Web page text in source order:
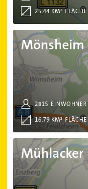
FLÄCHE
25.44 KM²
Mönsheim
EINWOHNER
2815
FLÄCHE
16.79 KM²
Mönsheim
Mühlacker
Mühlacker